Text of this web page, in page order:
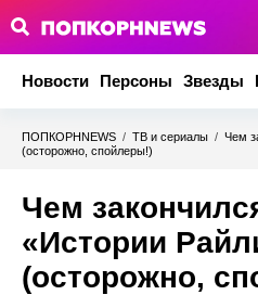
Новости Персоны Звезды
ПОПКОРНNEWS / ТВ и сериалы / Чем
(осторожно, спойлеры!)
Чем
«Истории
(осторожно,